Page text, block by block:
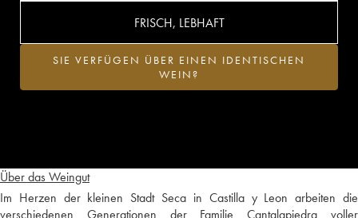
Über das Weingut
Im Herzen der kleinen Stadt Seca in Castilla y Leon arbeiten die
verschiedenen Generationen der Familie Cantalapiedra voller
FRISCH, LEBHAFT
SIE VERFÜGEN ÜBER EINEN IDENTISCHEN
WEIN?